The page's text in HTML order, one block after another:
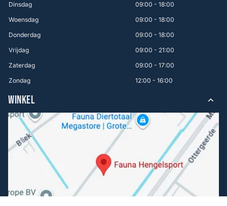
Dinsdag
09:00 - 18:00
Woensdag
09:00 - 18:00
Donderdag
09:00 - 18:00
Vrijdag
09:00 - 21:00
Zaterdag
09:00 - 17:00
Zondag
12:00 - 16:00
WINKEL